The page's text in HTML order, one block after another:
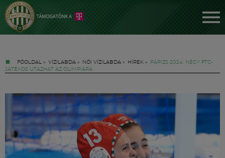
FŐOLDAL » VÍZILABDA » NŐI VÍZILABDA » HÍREK »
PÁRIZS 2024: NÉGY FTC-
JÁTÉKOS UTAZHAT AZ OLIMPIÁRA
Jegyek